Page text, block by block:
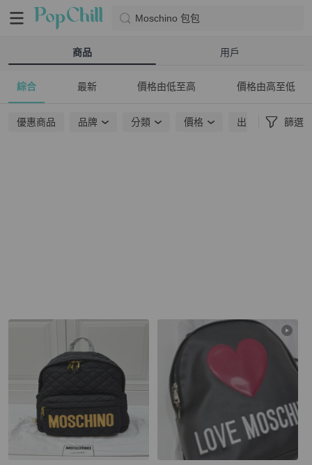
Moschino 包包
商品 用戶
綜合 最新 價格由低至高 價格由高至低
優惠商品 品牌 分類 價格 出貨地點 篩選